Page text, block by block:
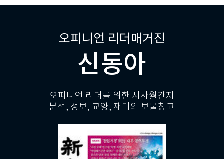
오피니언 리더매거진
신동아
오피니언 리더를 위한 시사월간지
분석, 정보, 교양, 재미의 보물창고